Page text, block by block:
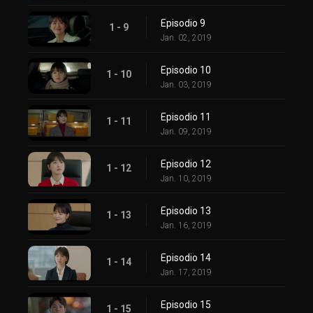
1 - 9 Episodio 9
Jan. 02, 2019
1 - 10 Episodio 10
Jan. 03, 2019
1 - 11 Episodio 11
Jan. 09, 2019
1 - 12 Episodio 12
Jan. 10, 2019
1 - 13 Episodio 13
Jan. 16, 2019
1 - 14 Episodio 14
Jan. 17, 2019
1 - 15 Episodio 15